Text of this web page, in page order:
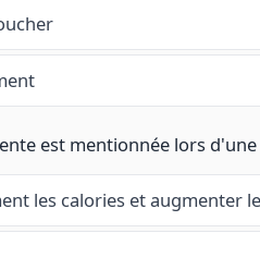
est mentionnée lors d'une
les calories et augmenter